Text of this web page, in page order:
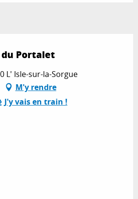
Portalet
L' Isle-sur-la-Sorgue
M'y rendre
J'y vais en train !